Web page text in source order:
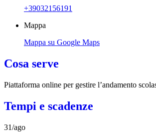
+39032156191
Mappa
Mappa su Google Maps
Cosa serve
Piattaforma online per gestire l’andamento
Tempi e scadenze
31/ago